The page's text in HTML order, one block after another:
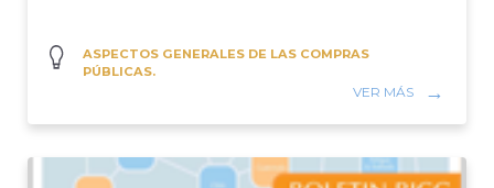
ASPECTOS GENERALES DE LAS COMPRAS
PÚBLICAS.
VER MÁS